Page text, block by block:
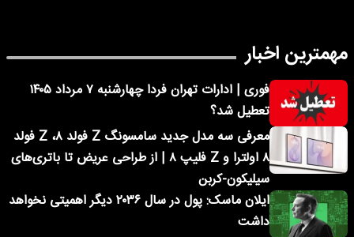
مهمترین اخبار
فوری | ادارات تهران فردا چهارشنبه ۷ مرداد ۱۴۰۵
تعطیل شد؟
معرفی سه مدل جدید سامسونگ Z فولد ۸، Z فولد
۸ اولترا و Z فلیپ ۸ | از طراحی عریض تا باتری‌های
سیلیکون-کربن
ایلان ماسک: پول در سال ۲۰۳۶ دیگر اهمیتی نخواهد
داشت